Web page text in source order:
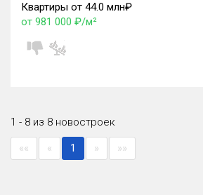
Квартиры от 44.0 млн₽
от 981 000 ₽/м²
1 - 8 из 8 новостроек
«« « 1 » »»